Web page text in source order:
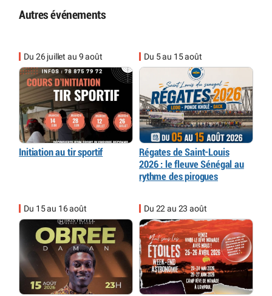
Autres événements
Du 26 juillet au 9 août
Initiation au tir sportif
Du 5 au 15 août
Régates de Saint-Louis
2026 : le fleuve Sénégal au
rythme des pirogues
Du 15 au 16 août Du 22 au 23 août